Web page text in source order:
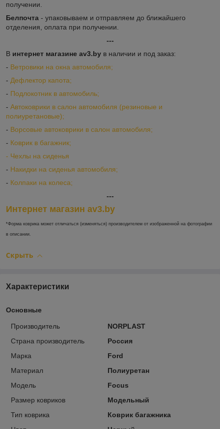
получении.
Белпочта - упаковываем и отправляем до ближайшего
отделения, оплата при получении.
---
В интернет магазине av3.by в наличии и под заказ:
- Ветровики на окна автомобиля;
- Дефлектор капота;
- Подлокотник в автомобиль;
- Автоковрики в салон автомобиля (резиновые и
полиуретановые);
- Ворсовые автоковрики в салон автомобиля;
- Коврик в багажник;
- Чехлы на сиденья
- Накидки на сиденья автомобиля;
- Колпаки на колеса;
---
Интернет магазин av3.by
*Форма коврика может отличаться (изменяться) производителем от изображенной на фотографии
в описании.
Скрыть
Характеристики
Основные
Производитель
NORPLAST
Страна производитель
Россия
Марка
Ford
Материал
Полиуретан
Модель
Focus
Размер ковриков
Модельный
Тип коврика
Коврик багажника